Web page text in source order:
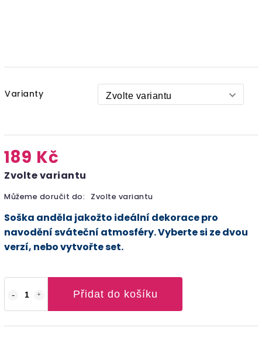
Varianty
189 Kč
Zvolte variantu
Můžeme doručit do: Zvolte variantu
Přidat do košíku
Soška anděla jakožto ideální dekorace pro
navodění sváteční atmosféry. Vyberte si ze dvou
verzí, nebo vytvořte set.